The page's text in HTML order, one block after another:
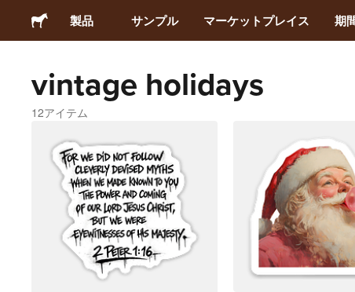
製品
ステッカー
マグネット
缶バッジ
梱包材
サンプル マーケットプレイス 期
vintage holidays
12アイテム